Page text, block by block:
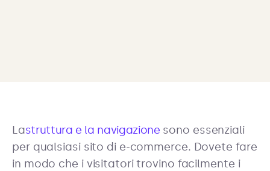
Lastruttura e la navigazione sono essenziali
per qualsiasi sito di e-commerce. Dovete fare
in modo che i visitatori trovino facilmente i